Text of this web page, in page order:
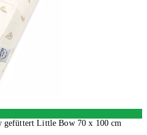
gefüttert Little Bow 70 x 100 cm